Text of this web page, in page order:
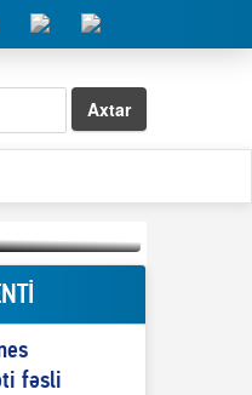
Axtar
oğlu
olunmur?
fəsli